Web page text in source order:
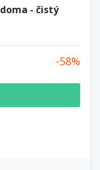
- čistý
58